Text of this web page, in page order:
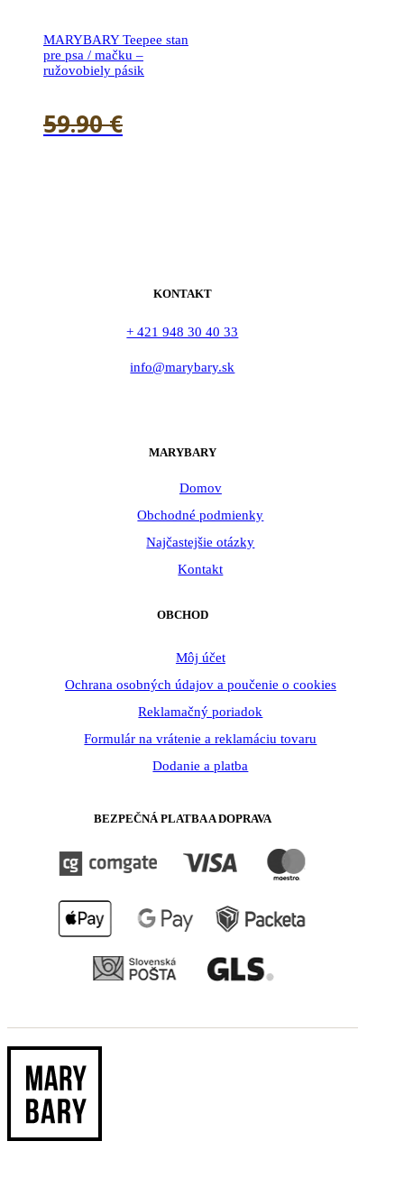
MARYBARY Teepee stan
pre psa / mačku –
ružovobiely pásik
59.90€
KONTAKT
+ 421 948 30 40 33
info@marybary.sk
MARYBARY
Domov
Obchodné podmienky
Najčastejšie otázky
Kontakt
OBCHOD
Môj účet
Ochrana osobných údajov a poučenie o cookies
Reklamačný poriadok
Formulár na vrátenie a reklamáciu tovaru
Dodanie a platba
BEZPEČNÁ PLATBA A DOPRAVA